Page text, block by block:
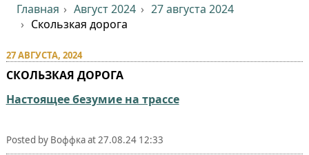
Главная Август 2024
27 августа 2024
Скользкая дорога
27 АВГУСТА, 2024
СКОЛЬЗКАЯ ДОРОГА
Настоящее безумие на трассе
Posted by Воффкаat 27.08.24 12:33